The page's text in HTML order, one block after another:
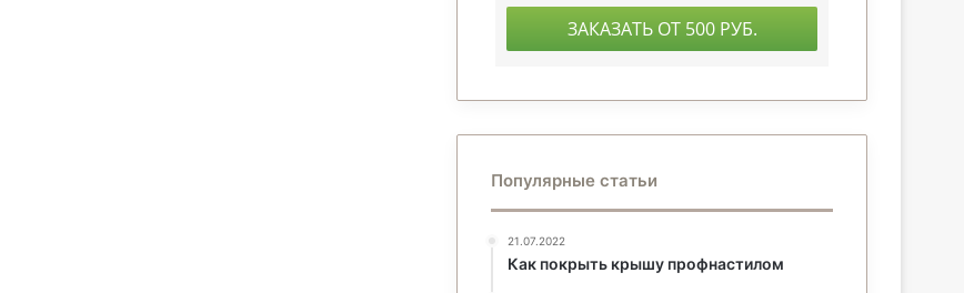
Популярные статьи
21.07.2022
Как покрыть крышу профнастилом